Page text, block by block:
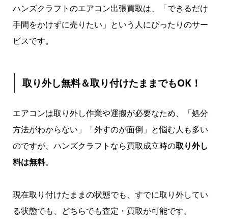
ハンズクラフトのエアコン出張買取は、「できるだけ
手間をかけずに売りたい」という人にぴったりのサー
ビスです。
取り外し無料＆取り付けたままでもOK！
エアコンは取り外し作業や運搬が必要なため、「処分
方法がわからない」「外すのが面倒」と悩む人も多い
のですが、ハンズクラフトなら買取成立時の取り外し
料は無料。
現在取り付けたままの状態でも、すでに取り外してい
る状態でも、どちらでも査定・買取が可能です。